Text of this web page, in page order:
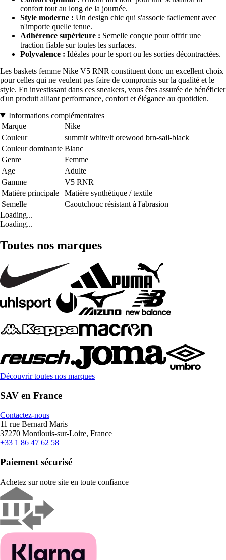
confort tout au long de la journée.
Style moderne : Un design chic qui s'associe facilement avec
n'importe quelle tenue.
Adhérence supérieure : Semelle conçue pour offrir une
traction fiable sur toutes les surfaces.
Polyvalence : Idéales pour le sport ou les sorties décontractées.
Les baskets femme Nike V5 RNR constituent donc un excellent choix
pour celles qui ne veulent pas faire de compromis sur la qualité et le
style. En investissant dans ces sneakers, vous êtes assurée de bénéficier
d'un produit alliant performance, confort et élégance au quotidien.
Informations complémentaires
Marque
Nike
Couleur
summit white/lt orewood brn-sail-black
Couleur dominante Blanc
Genre
Femme
Age
Adulte
Gamme
V5 RNR
Matière principale
Matière synthétique / textile
Semelle
Caoutchouc résistant à l'abrasion
Loading...
Loading...
Toutes nos marques
Découvrir toutes nos marques
SAV en France
Contactez-nous
11 rue Bernard Maris
37270 Montlouis-sur-Loire, France
+33 1 86 47 62 58
Paiement sécurisé
Achetez sur notre site en toute confiance